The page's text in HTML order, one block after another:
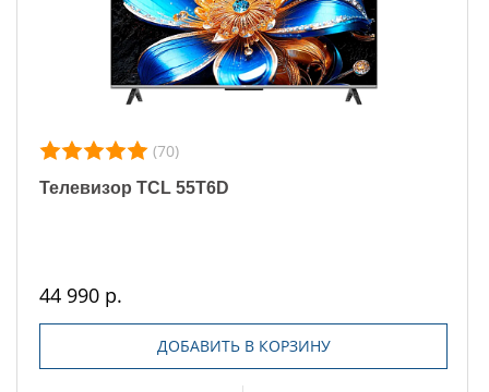
(70)
Телевизор TCL 55T6D
44 990 р.
ДОБАВИТЬ В КОРЗИНУ